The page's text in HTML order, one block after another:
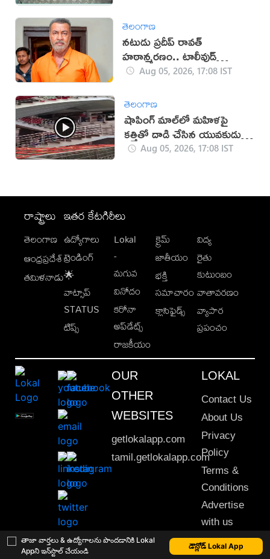
తాజా వార్తలు & ఉద్యోగాలను పొందడానికి Lokal
Appని ఇన్‌స్టాల్ చేయండి
డౌన్లోడ్ Lokal App
తెలంగాణ
నటుడు ప్రదీప్ రావత్
హఠాన్మరణం.. టాలీవుడ్
స్పందనపై విమర్శలు
Aug 05, 2026, 17:08 IST
తెలంగాణ
షాపింగ్ మాల్‌లో మహిళపై
కత్తితో దాడి చేసిన యువకుడు
(వీడియో)
Aug 05, 2026, 17:08 IST
రాష్ట్రాలు
తెలంగాణ
ఆంధ్రప్రదేశ్
తమిళనాడు
ఇతర కేటగిరీలు
ఉద్యోగాలు
ట్రెండింగ్
🌟
వాట్సాప్
STATUS
టిప్స్
Lokal
-
మగువ
వినోదం
కరోనా
అప్‌డేట్స్
రాజకీయం
క్రైమ్
జాతీయం
భక్తి
సమాచారం
క్లాసిఫైడ్స్
విద్య
రైతు
కుటుంబం
వాతావరణం
వ్యాపార
ప్రపంచం
OUR
OTHER
WEBSITES
getlokalapp.com
tamil.getlokalapp.com
LOKAL
Contact Us
About Us
Privacy
Policy
Terms &
Conditions
Advertise
with us
Sitemap
This material may not be published, transmitted, rewritten or redistributed. © 2020 Lokal App. All rights reserved.